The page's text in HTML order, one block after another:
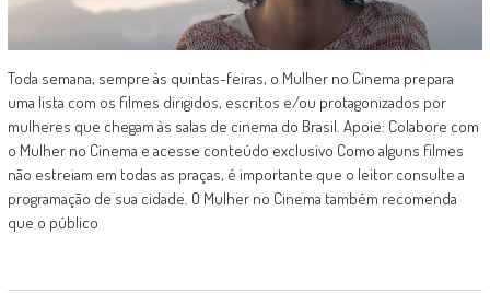
Toda semana, sempre às quintas-feiras, o Mulher no Cinema prepara
uma lista com os filmes dirigidos, escritos e/ou protagonizados por
mulheres que chegam às salas de cinema do Brasil. Apoie: Colabore com
o Mulher no Cinema e acesse conteúdo exclusivo Como alguns filmes
não estreiam em todas as praças, é importante que o leitor consulte a
programação de sua cidade. O Mulher no Cinema também recomenda
que o público